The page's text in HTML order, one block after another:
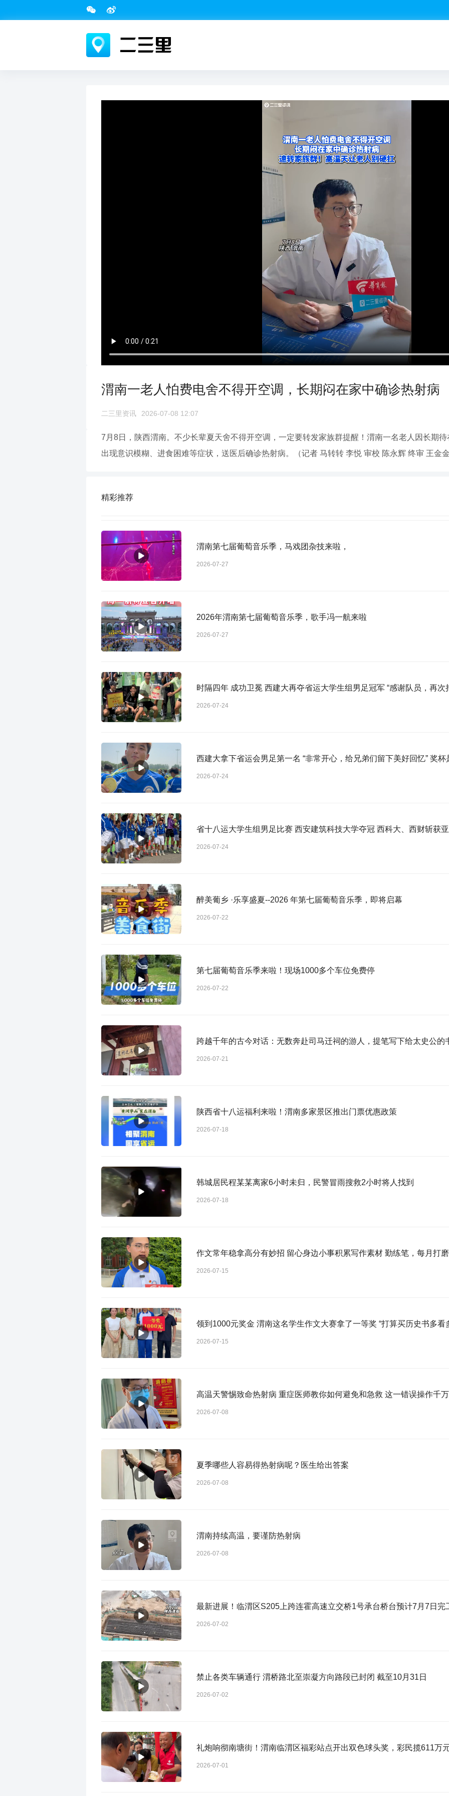
渭南一老人怕费电舍不得开空调，长期闷在家中确诊热射病
二三里资讯 2026-07-08 12:07
7月8日，陕西渭南。不少长辈夏天舍不得开空调，一定要转发家族群提醒！渭南一名老人因长期
出现意识模糊、进食困难等症状，送医后确诊热射病。（记者 马转转 李悦 审校 陈永辉 终审 王金
精彩推荐
渭南第七届葡萄音乐季，马戏团杂技来啦，
2026-07-27
2026年渭南第七届葡萄音乐季，歌手冯一航来啦
2026-07-27
时隔四年 成功卫冕 西建大再夺省运大学生组男足冠军 “感谢队员，再次
2026-07-24
西建大拿下省运会男足第一名 “非常开心，给兄弟们留下美好回忆” 奖
2026-07-24
省十八运大学生组男足比赛 西安建筑科技大学夺冠 西科大、西财斩获
2026-07-24
醉美葡乡 ·乐享盛夏--2026 年第七届葡萄音乐季，即将启幕
2026-07-22
第七届葡萄音乐季来啦！现场1000多个车位免费停
2026-07-22
跨越千年的古今对话：无数奔赴司马迁祠的游人，提笔写下给太史公的
2026-07-21
陕西省十八运福利来啦！渭南多家景区推出门票优惠政策
2026-07-18
韩城居民程某某离家6小时未归，民警冒雨搜救2小时将人找到
2026-07-18
作文常年稳拿高分有妙招 留心身边小事积累写作素材 勤练笔，每月打
2026-07-15
领到1000元奖金 渭南这名学生作文大赛拿了一等奖 “打算买历史书多看
2026-07-15
高温天警惕致命热射病 重症医师教你如何避免和急救 这一错误操作千
2026-07-08
夏季哪些人容易得热射病呢？医生给出答案
2026-07-08
渭南持续高温，要谨防热射病
2026-07-08
最新进展！临渭区S205上跨连霍高速立交桥1号承台桥台预计7月7日完
2026-07-02
禁止各类车辆通行 渭桥路北至崇凝方向路段已封闭 截至10月31日
2026-07-02
礼炮响彻南塘街！渭南临渭区福彩站点开出双色球头奖，彩民揽611万
2026-07-01